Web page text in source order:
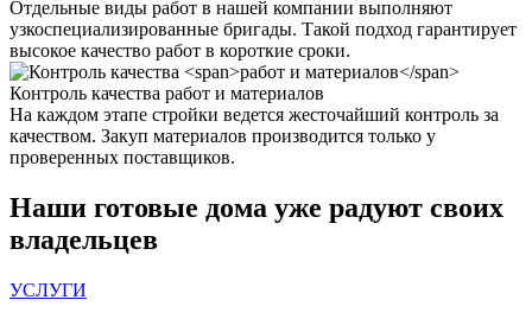
Отдельные виды работ в нашей компании выполняют
узкоспециализированные бригады. Такой подход гарантирует
высокое качество работ в короткие сроки.
Контроль качества работ и материалов
На каждом этапе стройки ведется жесточайший контроль за
качеством. Закуп материалов производится только у
проверенных поставщиков.
Наши готовые дома уже радуют своих
владельцев
УСЛУГИ